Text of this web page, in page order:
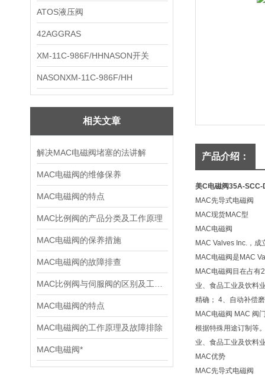
ATOS液压阀
42AGGRAS
XM-11C-986F/HHNASON开关
NASONXM-11C-986F/HH
相关文章
解决MAC电磁阀​堵塞的法讲解
MAC电磁阀的维修保养
MAC电磁阀的特点
MAC比例阀的产品分类及工作原理
MAC电磁阀的保养措施
MAC电磁阀的故障排查
MAC电磁阀的特点
MAC电磁阀的工作原理及故障排除
MAC电磁阀*
产品介绍：
美C电磁阀35A-
MAC先导式电磁阀
MAC现货MAC型
MAC电磁阀
MAC Valves Inc.，
MAC电磁阀是MAC
MAC电磁阀目在占有
业、食品工业及饮料
精确； 4、自动补偿
MAC电磁阀 MAC 阀
根据特殊用途订制等
业、食品工业及饮料
MAC优势
MAC先导式电磁阀